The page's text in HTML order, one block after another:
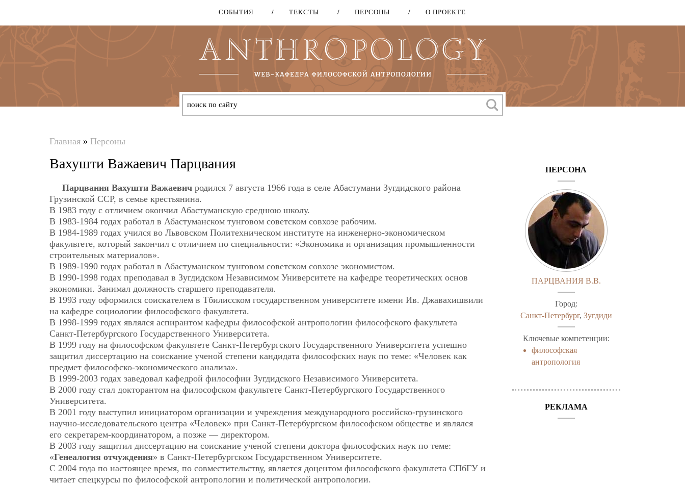
Перейти
основному
содержанию
СОБЫТИЯ ТЕКСТЫ ПЕРСОНЫ О ПРОЕКТЕ
здесь
Главная » Персоны
Вахушти Важаевич Парцвания
Парцвания Вахушти Важаевич родился 7 августа 1966 года в селе Абастумани Зугдидского района
Грузинской ССР, в семье крестьянина.
В 1983 году с отличием окончил Абастуманскую среднюю школу.
В 1983-1984 годах работал в Абастуманском тунговом советском совхозе рабочим.
В 1984-1989 годах учился во Львовском Политехническом институте на инженерно-экономическом
факультете, который закончил с отличием по специальности: «Экономика и организация промышленности
строительных материалов».
В 1989-1990 годах работал в Абастуманском тунговом советском совхозе экономистом.
В 1990-1998 годах преподавал в Зугдидском Независимом Университете на кафедре теоретических основ
экономики. Занимал должность старшего преподавателя.
В 1993 году оформился соискателем в Тбилисском государственном университете имени Ив. Джавахишвили
на кафедре социологии философского факультета.
В 1998-1999 годах являлся аспирантом кафедры философской антропологии философского факультета
Санкт-Петербургского Государственного Университета.
В 1999 году на философском факультете Санкт-Петербургского Государственного Университета успешно
защитил диссертацию на соискание ученой степени кандидата философских наук по теме: «Человек как
предмет философско-экономического анализа».
В 1999-2003 годах заведовал кафедрой философии Зугдидского Независимого Университета.
В 2000 году стал докторантом на философском факультете Санкт-Петербургского Государственного
Университета.
В 2001 году выступил инициатором организации и учреждения международного российско-грузинского
научно-исследовательского центра «Человек» при Санкт-Петербургском философском обществе и являлся
его секретарем-координатором, а позже — директором.
В 2003 году защитил диссертацию на соискание ученой степени доктора философских наук по теме:
«Генеалогия отчуждения» в Санкт-Петербургском Государственном Университете.
С 2004 года по настоящее время, по совместительству, является доцентом философского факультета СПбГУ и
читает спецкурсы по философской антропологии и политической антропологии.
ПЕРСОНА
ПАРЦВАНИЯ В.В.
Город:
Санкт-Петербург, Зугдиди
Ключевые компетенции:
философская
антропология
РЕКЛАМА